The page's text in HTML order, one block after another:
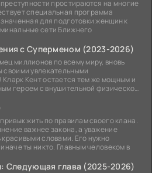
простираются на многие
специальная программа
для подготовки женщин к
сети Ближнего
с Суперменом (2023-2026)
миллионов по всему миру, вновь
своими увлекательными
Кент остается тем же мощным и
героем с внушительной физической
жить по правилам своего клана.
важнее закона, а уважение
красивыми словами. Его нужно
ты никто. Главным человеком в
Следующая глава (2025-2026)